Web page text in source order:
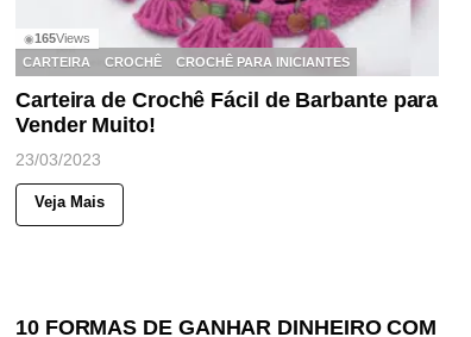
◉165Views
CARTEIRA
CROCHÊ CROCHÊ PARA INICIANTES
Carteira de Crochê Fácil de Barbante para
Vender Muito!
23/03/2023
Veja Mais
10 FORMAS DE GANHAR DINHEIRO COM